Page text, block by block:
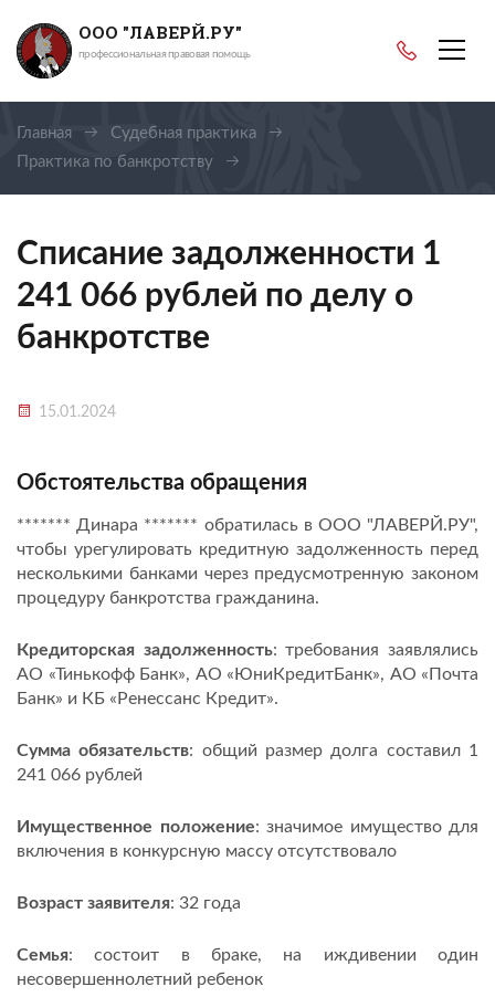
ООО "ЛАВЕРЙ.РУ"
профессиональная правовая помощь
Главная
Судебная практика
Практика по банкротству
Списание задолженности 1
241 066 рублей по делу о
банкротстве
15.01.2024
Обстоятельства обращения
******* Динара ******* обратилась в ООО "ЛАВЕРЙ.РУ",
чтобы урегулировать кредитную задолженность перед
несколькими банками через предусмотренную законом
процедуру банкротства гражданина.
Кредиторская задолженность: требования заявлялись
АО «Тинькофф Банк», АО «ЮниКредитБанк», АО «Почта
Банк» и КБ «Ренессанс Кредит».
Сумма обязательств: общий размер долга составил 1
241 066 рублей
Имущественное положение: значимое имущество для
включения в конкурсную массу отсутствовало
Возраст заявителя: 32 года
Семья: состоит в браке, на иждивении один
несовершеннолетний ребенок